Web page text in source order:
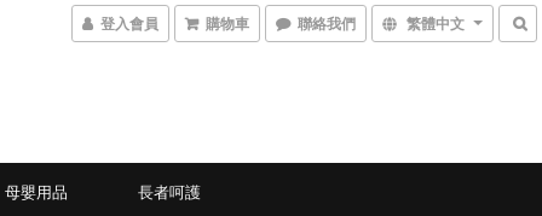
登入會員 購物車 聯絡我們 繁體中文
母嬰用品 長者呵護